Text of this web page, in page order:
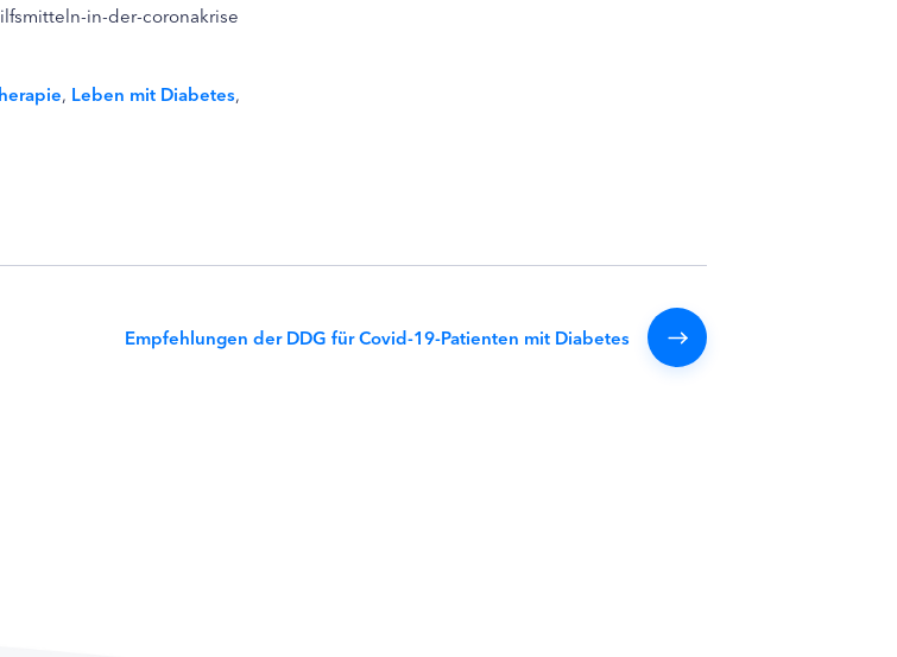
in-der-coronakrise
, Leben mit Diabetes,
Empfehlungen der DDG für Covid-19-Patienten mit Diabetes